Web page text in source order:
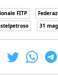
FITP
31